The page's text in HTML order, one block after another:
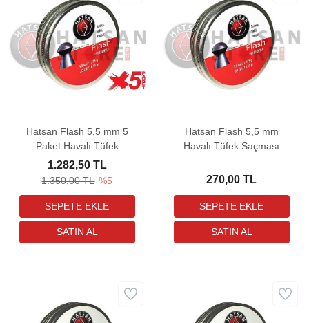
Hatsan Flash 5,5 mm 5
Paket Havalı Tüfek
Saçması (18,13 Grain -
1250 Adet)
1.350,00 TL %5
1.282,50 TL
Hatsan Flash 5,5 mm
Havalı Tüfek Saçması
270,00 TL